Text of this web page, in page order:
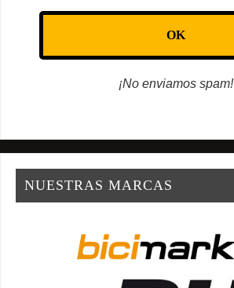
¡No enviamos spam!
NUESTRAS MARCAS